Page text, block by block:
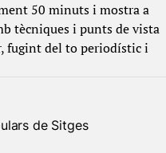
50 minuts i mostra a
tècniques i punts de vista
fugint del to periodístic i
de Sitges